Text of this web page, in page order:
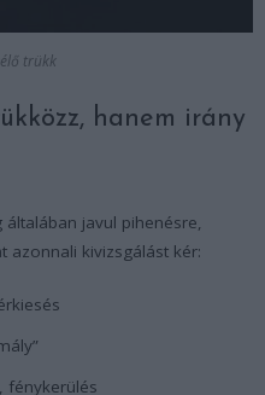
trükk
hanem irány
javul pihenésre,
azonnali kivizsgálást kér:
fénykerülés